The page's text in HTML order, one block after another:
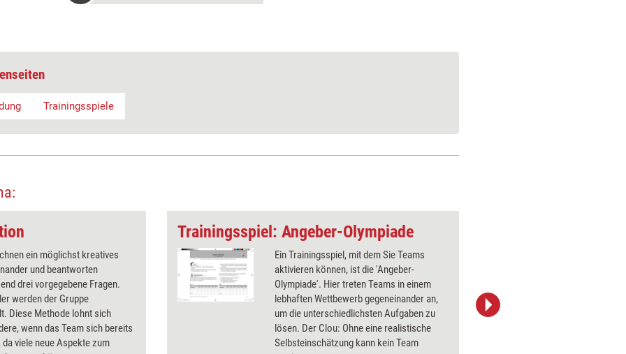
Trainingsspiele
ein möglichst kreatives
und beantworten
drei vorgegebene Fragen.
werden der Gruppe
Diese Methode lohnt sich
wenn das Team sich bereits
da viele neue Aspekte zum
Trainingsspiel: Angeber-Olympiade
Ein Trainingsspiel, mit dem Sie Teams
aktivieren können, ist die 'Angeber-
Olympiade'. Hier treten Teams in einem
lebhaften Wettbewerb gegeneinander an,
um die unterschiedlichsten Aufgaben zu
lösen. Der Clou: Ohne eine realistische
Selbsteinschätzung kann kein Team